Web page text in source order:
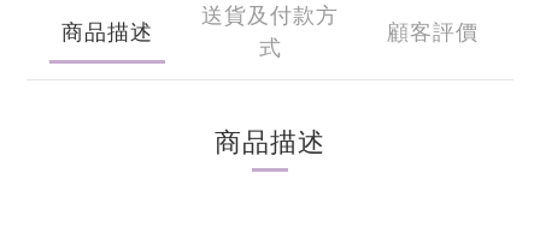
商品描述
送貨及付款方
式
顧客評價
商品描述